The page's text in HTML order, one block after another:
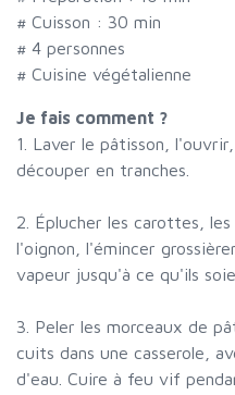
# Cuisson : 30 min
# 4 personnes
# Cuisine végétalienne
Je fais comment ?
1. Laver le pâtisson,
découper en tranches.
2. Éplucher les carottes,
l'oignon, l'émincer
vapeur jusqu'à ce qu'ils
3. Peler les morceaux de
cuits dans une casserole,
d'eau. Cuire à feu vif